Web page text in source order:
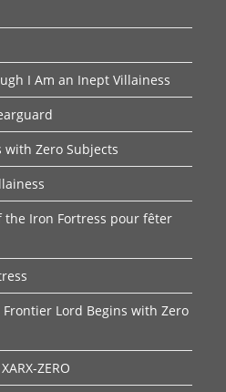
I Am an Inept Villainess
with Zero Subjects
the Iron Fortress pour fêter
Lord Begins with Zero
ZERO